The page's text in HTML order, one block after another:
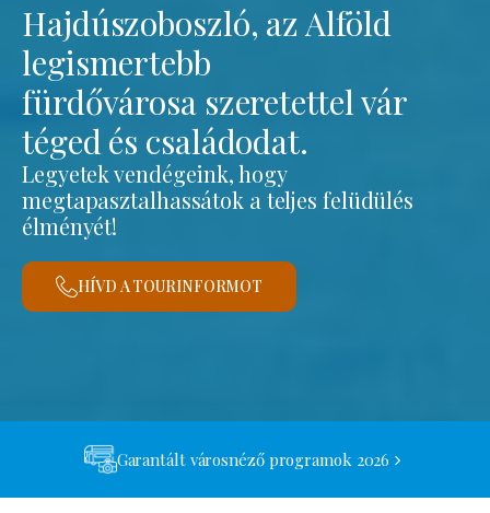
Hajdúszoboszló, az Alföld
legismertebb
fürdővárosa szeretettel vár
téged és családodat.
Legyetek vendégeink, hogy
megtapasztalhassátok a teljes felüdülés
élményét!
HÍVD A TOURINFORMOT
Garantált városnéző programok 2026